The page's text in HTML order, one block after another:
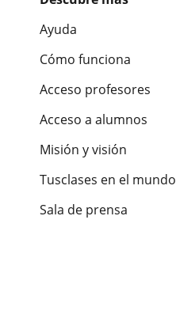
Ayuda
Cómo funciona
Acceso profesores
Acceso a alumnos
Misión y visión
Tusclases en el mundo
Sala de prensa